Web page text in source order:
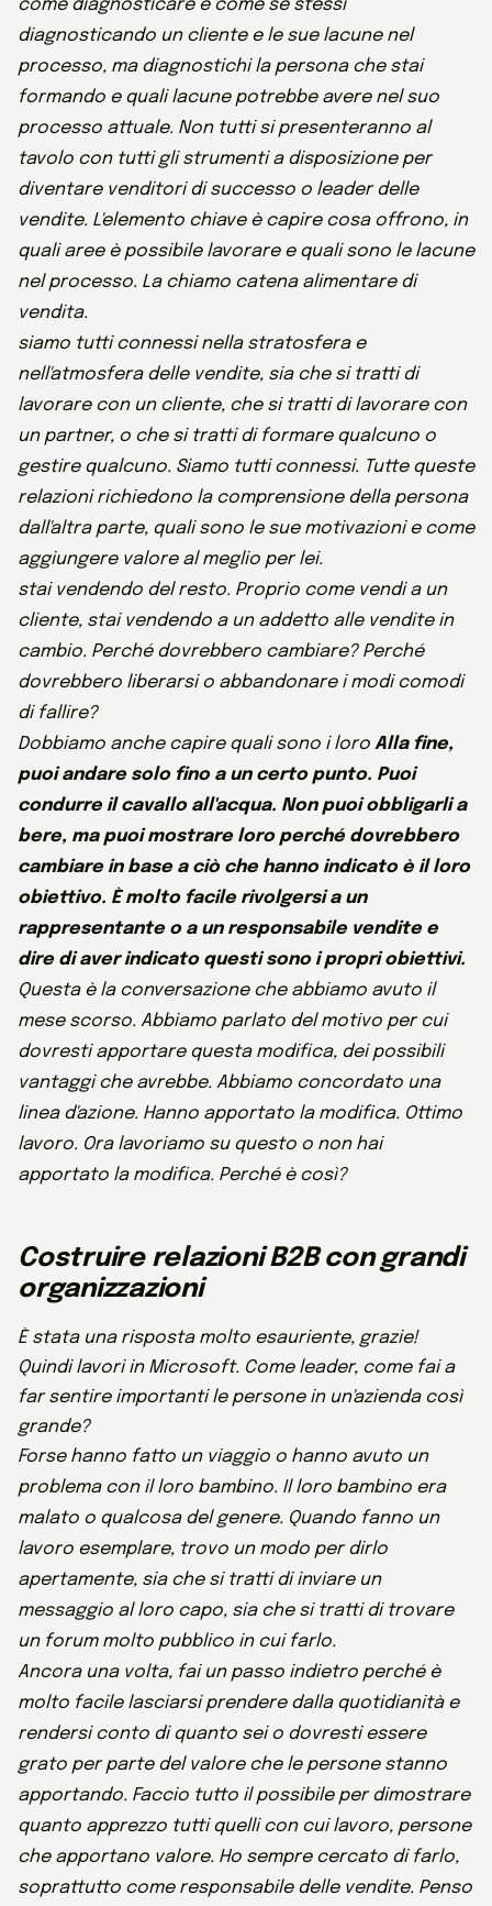
come diagnosticare è come se stessi
diagnosticando un cliente e le sue lacune nel
processo, ma diagnostichi la persona che stai
formando e quali lacune potrebbe avere nel suo
processo attuale. Non tutti si presenteranno al
tavolo con tutti gli strumenti a disposizione per
diventare venditori di successo o leader delle
vendite. L'elemento chiave è capire cosa offrono, in
quali aree è possibile lavorare e quali sono le lacune
nel processo. La chiamo catena alimentare di
vendita.
siamo tutti connessi nella stratosfera e
nell'atmosfera delle vendite, sia che si tratti di
lavorare con un cliente, che si tratti di lavorare con
un partner, o che si tratti di formare qualcuno o
gestire qualcuno. Siamo tutti connessi. Tutte queste
relazioni richiedono la comprensione della persona
dall'altra parte, quali sono le sue motivazioni e come
aggiungere valore al meglio per lei.
stai vendendo del resto. Proprio come vendi a un
cliente, stai vendendo a un addetto alle vendite in
cambio. Perché dovrebbero cambiare? Perché
dovrebbero liberarsi o abbandonare i modi comodi
di fallire?
Dobbiamo anche capire quali sono i loro Alla fine,
puoi andare solo fino a un certo punto. Puoi
condurre il cavallo all'acqua. Non puoi obbligarli a
bere, ma puoi mostrare loro perché dovrebbero
cambiare in base a ciò che hanno indicato è il loro
obiettivo. È molto facile rivolgersi a un
rappresentante o a un responsabile vendite e
dire di aver indicato questi sono i propri obiettivi.
Questa è la conversazione che abbiamo avuto il
mese scorso. Abbiamo parlato del motivo per cui
dovresti apportare questa modifica, dei possibili
vantaggi che avrebbe. Abbiamo concordato una
linea d'azione. Hanno apportato la modifica. Ottimo
lavoro. Ora lavoriamo su questo o non hai
apportato la modifica. Perché è così?
Costruire relazioni B2B con grandi
organizzazioni
È stata una risposta molto esauriente, grazie!
Quindi lavori in Microsoft. Come leader, come fai a
far sentire importanti le persone in un'azienda così
grande?
Forse hanno fatto un viaggio o hanno avuto un
problema con il loro bambino. Il loro bambino era
malato o qualcosa del genere. Quando fanno un
lavoro esemplare, trovo un modo per dirlo
apertamente, sia che si tratti di inviare un
messaggio al loro capo, sia che si tratti di trovare
un forum molto pubblico in cui farlo.
Ancora una volta, fai un passo indietro perché è
molto facile lasciarsi prendere dalla quotidianità e
rendersi conto di quanto sei o dovresti essere
grato per parte del valore che le persone stanno
apportando. Faccio tutto il possibile per dimostrare
quanto apprezzo tutti quelli con cui lavoro, persone
che apportano valore. Ho sempre cercato di farlo,
soprattutto come responsabile delle vendite. Penso